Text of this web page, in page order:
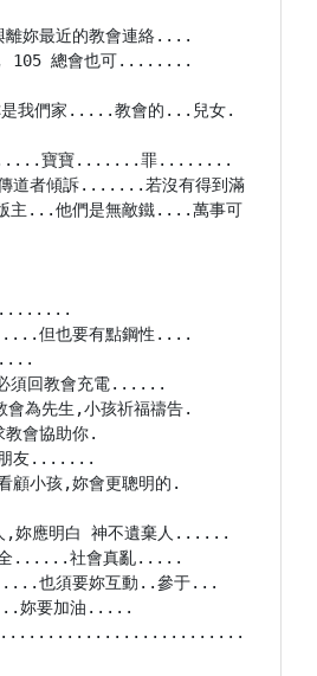
離妳最近的教會連絡....
, 105 總會也可........
我們家.....教會的...兒女.
寶寶.......罪........
傳道者傾訴.......若沒有得到滿
主...他們是無敵鐵....萬事可
告........
但也要有點鋼性....
....
須回教會充電......
為先生,小孩祈福禱告.
教會協助你.
朋友.......
顧小孩,妳會更聰明的.
,妳應明白 神不遺棄人......
全......社會真亂.....
也須要妳互動..參于...
妳要加油.....
助 ...........................